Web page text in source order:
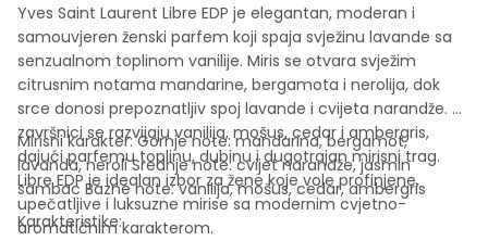
Yves Saint Laurent Libre EDP je elegantan, moderan i
samouvjeren ženski parfem koji spaja svježinu lavande sa
senzualnom toplinom vanilije. Miris se otvara svježim
citrusnim notama mandarine, bergamota i nerolija, dok
srce donosi prepoznatljiv spoj lavande i cvijeta narandže. U
završnici se razvijaju vanilija, mošus, cedar i ambergris,
dajući parfemu toplinu, dubinu i dugotrajan mirisni trag.
Libre EDP je idealan izbor za žene koje vole profinjene,
upečatljive i luksuzne mirise sa modernim cvjetno-
aromatičnim karakterom.
Mirisni karakter: Gornje note: mandarina, bergamot,
lavanda, neroli Srednje note: cvijet narandže, jasmin
sambac Bazne note: vanilija, mošus, cedar, ambergris
Karakteristike: